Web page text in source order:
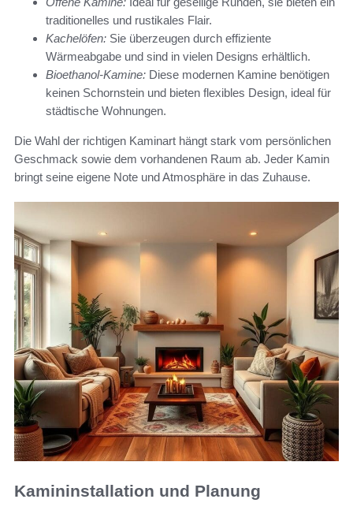
traditionelles und rustikales Flair.
Kachelöfen: Sie überzeugen durch effiziente
Wärmeabgabe und sind in vielen Designs erhältlich.
Bioethanol-Kamine: Diese modernen Kamine benötigen
keinen Schornstein und bieten flexibles Design, ideal für
städtische Wohnungen.
Die Wahl der richtigen Kaminart hängt stark vom persönlichen
Geschmack sowie dem vorhandenen Raum ab. Jeder Kamin
bringt seine eigene Note und Atmosphäre in das Zuhause.
Kamininstallation und Planung